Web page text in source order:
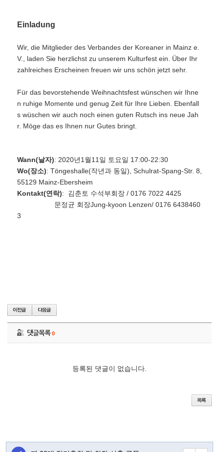
Einladung
Wir, die Mitglieder des Verbandes der Koreaner in Mainz e.
V., laden Sie herzlichst zu unserem Kulturfest ein. Über Ihr
zahlreiches Erscheinen freuen wir uns schön jetzt sehr.
Für das bevorstehende Weihnachtsfest wünschen wir Ihne
n ruhige Momente und genug Zeit für Ihre Lieben. Ebenfall
s wüschen wir auch noch einen guten Rutsch ins neue Jah
r. Möge das es Ihnen nur Gutes bringt.
Wann(날자): 2020년1월11일 토요일 17:00-22:30
Wo(장소): Töngeshalle(작년과 동일), Schulrat-Spang-Str. 8,
55129 Mainz-Ebersheim
Kontakt(연락): 김춘토 수석부회장 / 0176 7022 4425
문정균 회장Jung-kyoon Lenzen/ 0176 6438460
3
댓글목록0
등록된 댓글이 없습니다.